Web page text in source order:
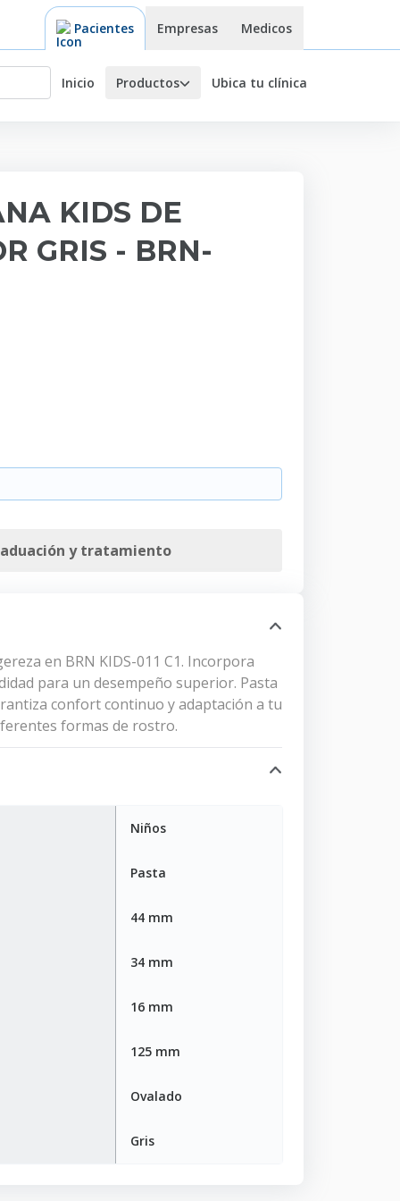
Pacientes Empresas Medicos
Inicio Productos Ubica tu clínica
KIDS DE
GRIS - BRN-
y tratamiento
en BRN KIDS-011 C1. Incorpora
para un desempeño superior. Pasta
confort continuo y adaptación a tu
formas de rostro.
Niños
Pasta
44 mm
34 mm
16 mm
125 mm
Ovalado
Gris